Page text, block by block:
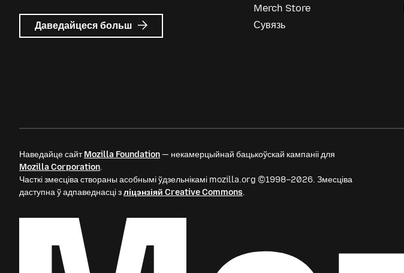
Даведайцеся больш пра
Mozilla
Merch Store
Сувязь
Наведайце сайтMozilla Foundation— некамерцыйнай бацькоўскай кампаніі для
Mozilla Corporation.
Часткі змесціва створаны асобнымі ўдзельнікамі mozilla.org ©1998–2026. Змесціва
даступна ў адпаведнасці зліцэнзіяй Creative Commons.